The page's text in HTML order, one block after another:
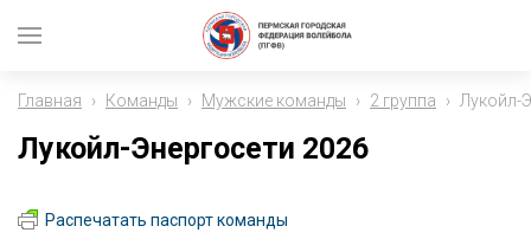
Главная › Команды › Мужские команды › 2 группа › Лукойл-
Лукойл-Энергосети 2026
Распечатать паспорт команды